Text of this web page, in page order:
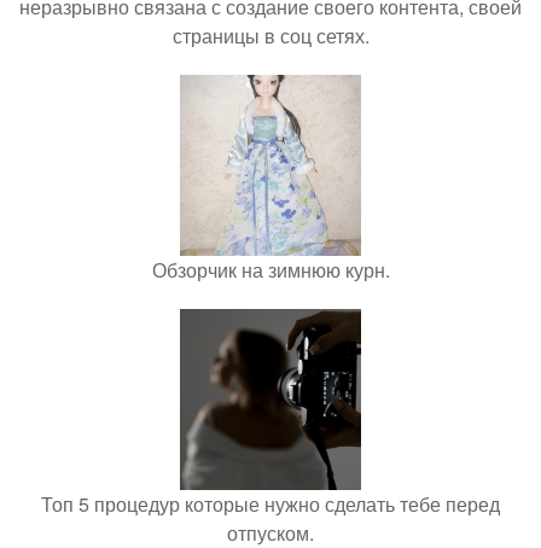
неразрывно связана с создание своего контента, своей
страницы в соц сетях.
Обзорчик на зимнюю курн.
Топ 5 процедур которые нужно сделать тебе перед
отпуском.